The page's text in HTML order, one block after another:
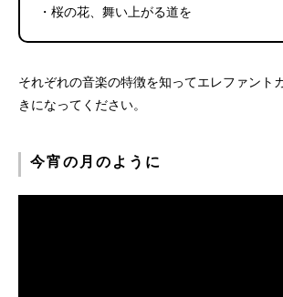
・桜の花、舞い上がる道を
それぞれの音楽の特徴を知ってエレファント
きになってください。
今宵の月のように